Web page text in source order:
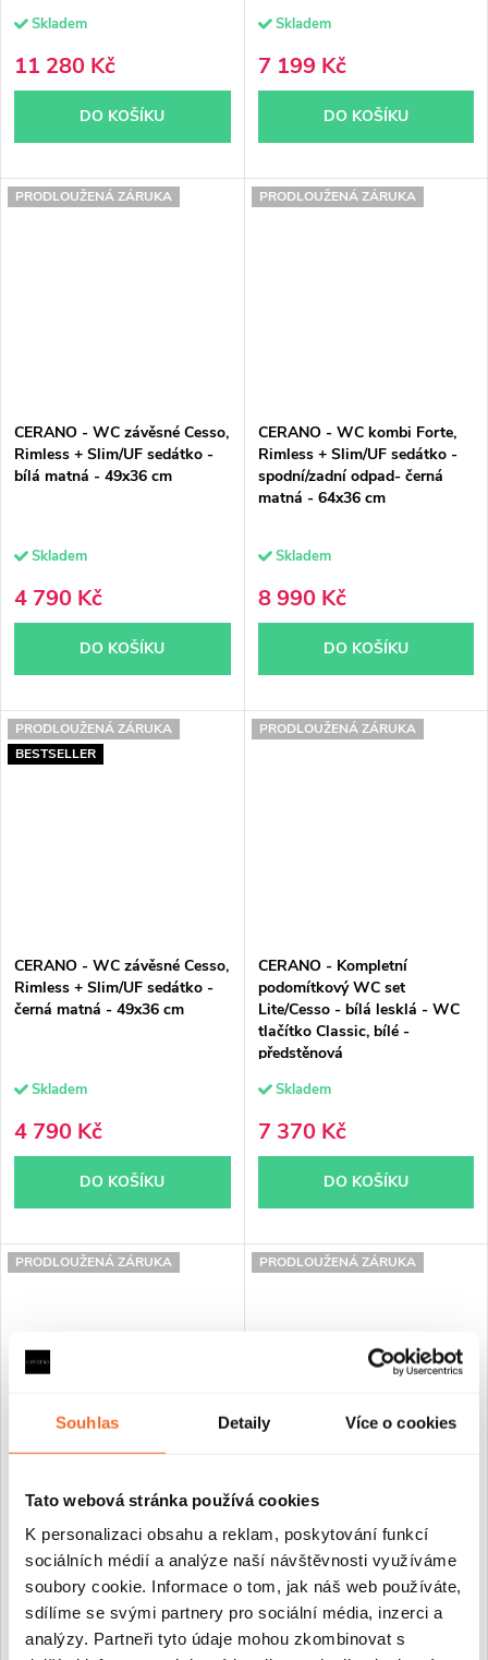
Souhlas Detaily Více o cookies
Tato webová stránka používá cookies
K personalizaci obsahu a reklam, poskytování funkcí
sociálních médií a analýze naší návštěvnosti využíváme
soubory cookie. Informace o tom, jak náš web používáte,
sdílíme se svými partnery pro sociální média, inzerci a
analýzy. Partneři tyto údaje mohou zkombinovat s
Skladem
11 280 Kč
DO KOŠÍKU
cmSkladem
7 199 Kč
DO KOŠÍKU
PRODLOUŽENÁ ZÁRUKA
CERANO - WC závěsné Cesso,
Rimless + Slim/UF sedátko -
bílá matná - 49x36 cm
Skladem
4 790 Kč
DO KOŠÍKU
PRODLOUŽENÁ ZÁRUKA
CERANO - WC kombi Forte,
Rimless + Slim/UF sedátko -
spodní/zadní odpad- černá
matná - 64x36 cm
Skladem
8 990 Kč
DO KOŠÍKU
PRODLOUŽENÁ ZÁRUKA
BESTSELLER
CERANO - WC závěsné Cesso,
Rimless + Slim/UF sedátko -
černá matná - 49x36 cm
Skladem
4 790 Kč
DO KOŠÍKU
PRODLOUŽENÁ ZÁRUKA
CERANO - Kompletní
podomítkový WC set
Lite/Cesso - bílá lesklá - WC
tlačítko Classic, bílé -
předstěnová
cmSkladem
7 370 Kč
DO KOŠÍKU
PRODLOUŽENÁ ZÁRUKA
CERANO - WC závěsné Forte,
bílá lesklá - 51x36 cm
Skladem
PRODLOUŽENÁ ZÁRUKA
CERANO - Kompletní WC set
černá matná + WC závěsné
Cesso, Rimless + Slim/UF
sedátko - černá lesklá - 49x36
cm
Skladem